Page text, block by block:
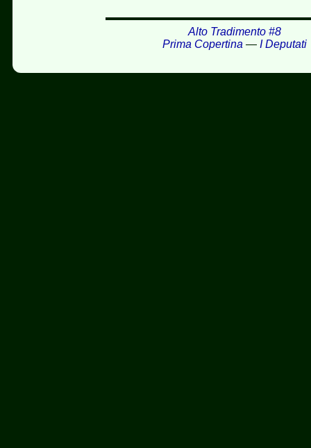
Alto Tradimento #8
Prima Copertina — I Deputati